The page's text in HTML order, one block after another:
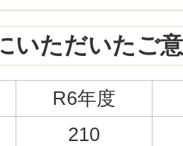
いただいたご
R6年度
210